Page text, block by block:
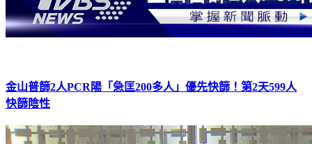
金山普篩2人PCR陽「急匡200多人」優先快篩！第2天599人
快篩陰性